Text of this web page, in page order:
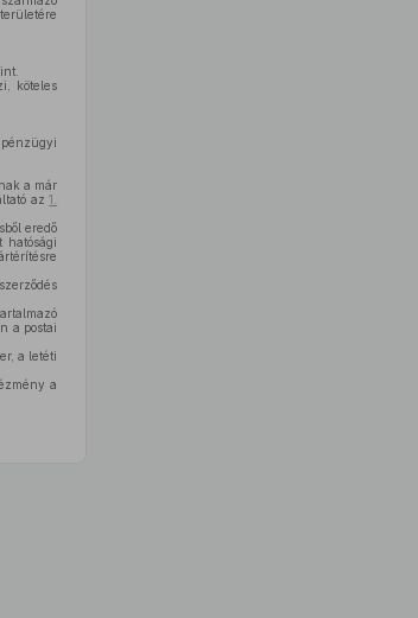
köteles
a már
az1.
eredő
hatósági
a postai
a letéti
a